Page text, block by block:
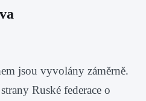
jsou vyvolány záměrně.
Ruské federace o